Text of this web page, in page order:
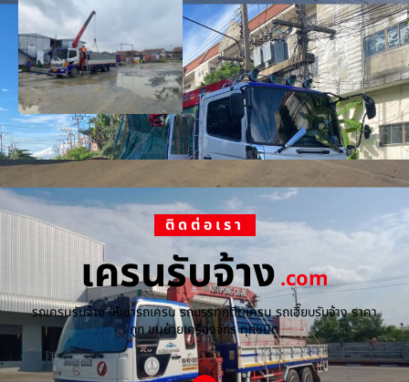
ติดต่อเรา
เครนรับจ้าง.com
รถเครนรับจ้าง ให้เช่ารถเครน รถบรรทุกติดเครน รถเฮี๊ยบรับจ้าง ราคา
ถูก ขนย้ายเครื่องจักร ทุกชนิด